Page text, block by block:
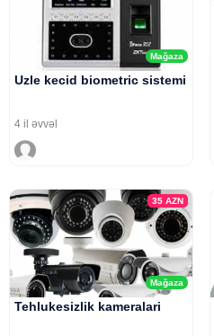
Mağaza
Uzle kecid biometric sistemi
4 il əvvəl
Mağaza
35AZN
Tehlukesizlik kameralari